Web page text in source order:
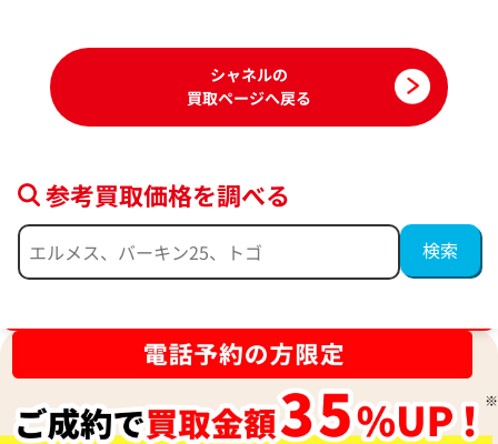
シャネル サングラス
参考買取価格
14,000円
2025年9月3日時点
シャネル サングラ
参考買取価格
14,000円
2026年2月3日時点
シャネルの
買取ページへ戻る
参考買取価格を調べる